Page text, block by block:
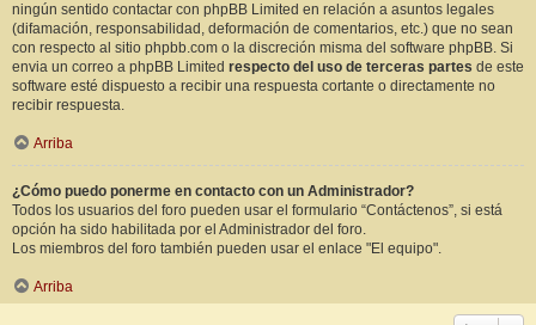
ningún sentido contactar con phpBB Limited en relación a asuntos legales
(difamación, responsabilidad, deformación de comentarios, etc.) que no sean
con respecto al sitio phpbb.com o la discreción misma del software phpBB. Si
envia un correo a phpBB Limited respecto del uso de terceras partes de este
software esté dispuesto a recibir una respuesta cortante o directamente no
recibir respuesta.
Arriba
¿Cómo puedo ponerme en contacto con un Administrador?
Todos los usuarios del foro pueden usar el formulario “Contáctenos”, si está
opción ha sido habilitada por el Administrador del foro.
Los miembros del foro también pueden usar el enlace "El equipo".
Arriba